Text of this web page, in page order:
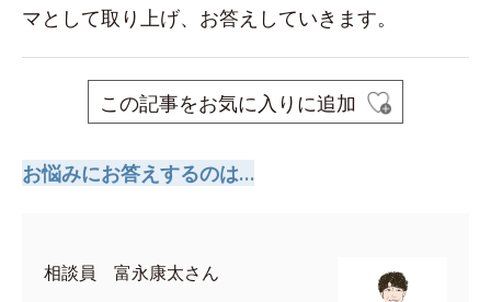
マとして取り上げ、お答えしていきます。
この記事をお気に入りに追加
お悩みにお答えするのは…
相談員 富永康太さん